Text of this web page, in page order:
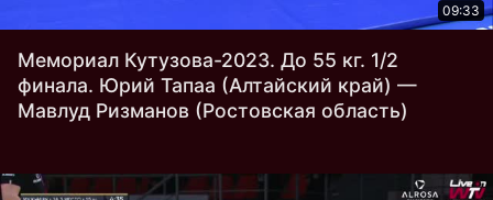
09:33
Мемориал Кутузова-2023. До 55 кг. 1/2
финала. Юрий Тапаа (Алтайский край) —
Мавлуд Ризманов (Ростовская область)